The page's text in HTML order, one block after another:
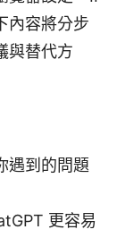
內容將分步
與替代方
遇到的問題
更容易